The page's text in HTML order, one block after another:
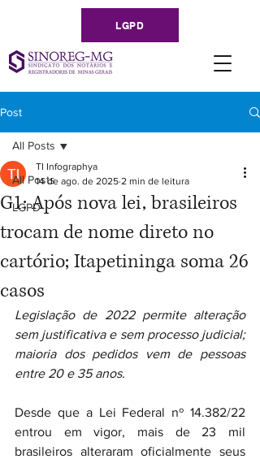
LGPD
Post
All Posts
LGPD
All Posts
G1: Após nova lei, brasileiros
trocam de nome direto no
cartório; Itapetininga soma 26
casos
TI Infographya
14 de ago. de 2025 2 min de leitura
Legislação de 2022 permite alteração
sem justificativa e sem processo judicial;
maioria dos pedidos vem de pessoas
entre 20 e 35 anos.
Desde que a Lei Federal nº 14.382/22
entrou em vigor, mais de 23 mil
brasileiros alteraram oficialmente seus